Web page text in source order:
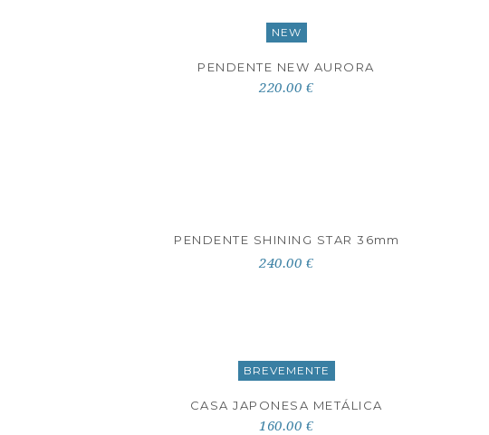
NEW
PENDENTE NEW AURORA
220.00 €
PENDENTE SHINING STAR 36mm
240.00 €
BREVEMENTE
CASA JAPONESA METÁLICA
160.00 €